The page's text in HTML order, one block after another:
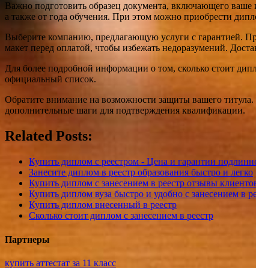
Важно подготовить образец документа, включающего ваше
а также от года обучения. При этом можно приобрести
Выберите компанию, предлагающую услуги с гарантией.
макет перед оплатой, чтобы избежать недоразумений.
Для более подробной информации о том, сколько стоит
официальный список.
Обратите внимание на возможности защиты вашего
дополнительные шаги для подтверждения квалификации.
Related Posts:
Купить диплом с реестром - Цена и гарантии
Занесите диплом в реестр образования быстро и легко
Купить диплом с занесением в реестр отзывы
Купить диплом вуза быстро и удобно с занесением в
Купить диплом внесенный в реестр
Сколько стоит диплом с занесением в реестр
Партнеры
купить аттестат за 11 класс